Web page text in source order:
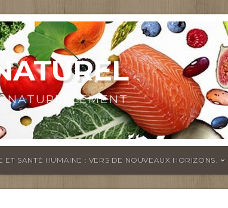
NATURELLEMENT
ET SANTÉ HUMAINE : VERS DE NOUVEAUX HORIZONS.